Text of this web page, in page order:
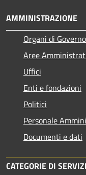
AMMINISTRAZIONE
Organi di Governo
Aree
Uffici
Enti e fondazioni
Politici
Personale
Documenti e dati
CATEGORIE DI